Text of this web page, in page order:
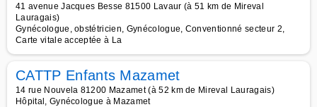
41 avenue Jacques Besse 81500 Lavaur (à 51 km de Mireval
Lauragais)
Gynécologue, obstétricien, Gynécologue, Conventionné secteur 2,
Carte vitale acceptée à La
CATTP Enfants Mazamet
14 rue Nouvela 81200 Mazamet (à 52 km de Mireval Lauragais)
Hôpital, Gynécologue à Mazamet